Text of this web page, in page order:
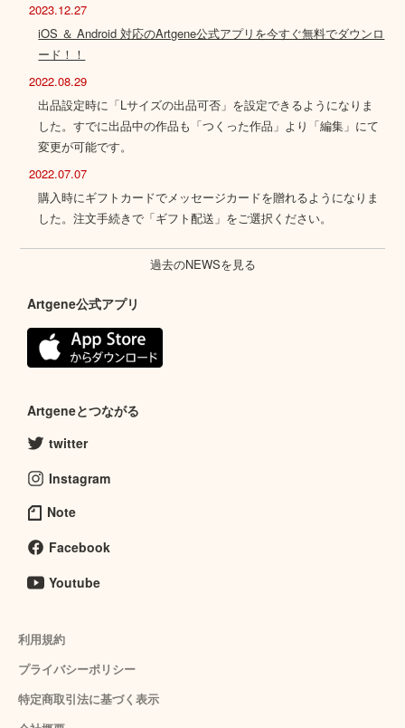
2023.12.27
iOS ＆ Android 対応のArtgene公式アプリを今すぐ無料でダウンロ
ード！！
2022.08.29
出品設定時に「Lサイズの出品可否」を設定できるようになりま
した。すでに出品中の作品も「つくった作品」より「編集」にて
変更が可能です。
2022.07.07
購入時にギフトカードでメッセージカードを贈れるようになりま
した。注文手続きで「ギフト配送」をご選択ください。
過去のNEWSを見る
Artgene公式アプリ
Artgeneとつながる
twitter
Instagram
Note
Facebook
Youtube
利用規約
プライバシーポリシー
特定商取引法に基づく表示